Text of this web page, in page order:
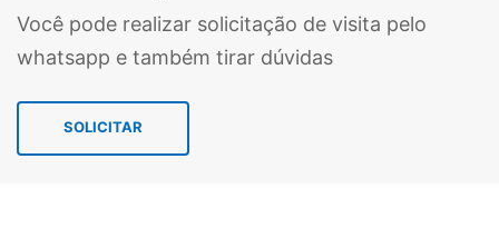
Você pode realizar solicitação de visita pelo
whatsapp e também tirar dúvidas
SOLICITAR